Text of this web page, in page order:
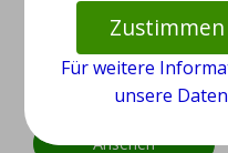
Rauchquarz Malosa
Ansehen
Zustimmen
Für weitere
unsere